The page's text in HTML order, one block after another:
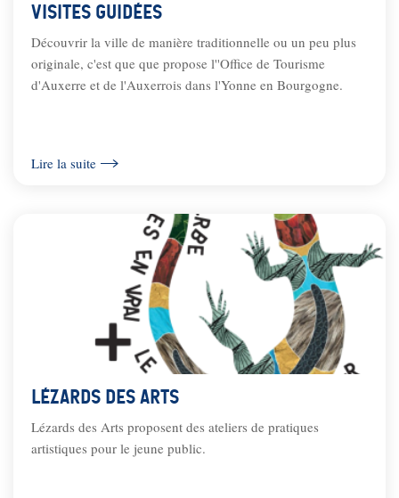
Visites Guidées
Découvrir la ville de manière traditionnelle ou un peu plus
originale, c'est que que propose l''Office de Tourisme
d'Auxerre et de l'Auxerrois dans l'Yonne en Bourgogne.
Lire la suite
Lézards des Arts
Lézards des Arts proposent des ateliers de pratiques
artistiques pour le jeune public.